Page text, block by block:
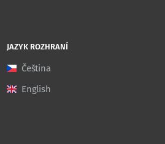
JAZYK ROZHRANÍ
Čeština
English